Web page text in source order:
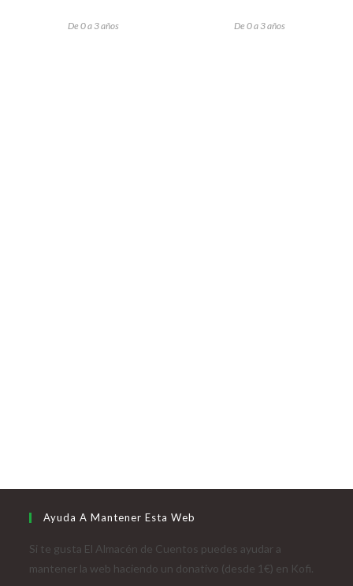
De 0 a 3 años De 0 a 3 años
Ayuda A Mantener Esta Web
Si te gusta El Almacén de Cuentos puedes ayudar a
mantener la web haciendo un donativo (desde 1€) en Kofi.